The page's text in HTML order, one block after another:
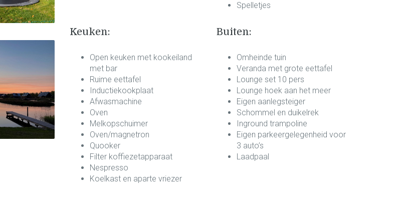
Spelletjes
Keuken:
Open keuken met kookeiland
met bar
Ruime eettafel
Inductiekookplaat
Afwasmachine
Oven
Melkopschuimer
Oven/magnetron
Quooker
Filter koffiezetapparaat
Nespresso
Koelkast en aparte vriezer
Buiten:
Omheinde tuin
Veranda met grote eettafel
Lounge set 10 pers
Lounge hoek aan het meer
Eigen aanlegsteiger
Schommel en duikelrek
Inground trampoline
Eigen parkeergelegenheid voor
3 auto’s
Laadpaal